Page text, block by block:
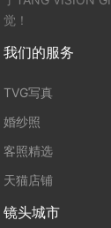
觉！
我们的服务
TVG写真
婚纱照
客照精选
天猫店铺
镜头城市